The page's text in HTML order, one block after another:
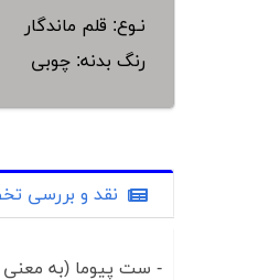
نـوع: قلم ماندگار
رنگ بدنه: چوبی
نقد و بررسی
- ست پیوما (به معنی